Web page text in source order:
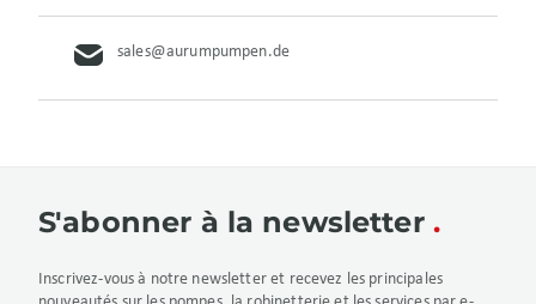
sales@aurumpumpen.de
S'abonner à la newsletter
Inscrivez-vous à notre newsletter et recevez les principales